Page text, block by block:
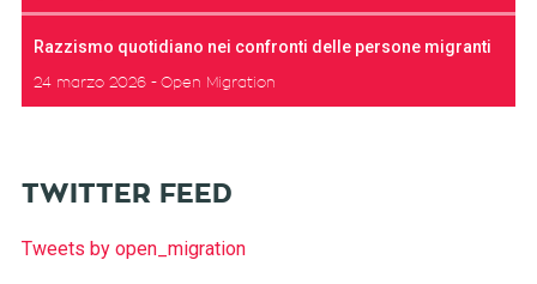
Razzismo quotidiano nei confronti delle persone migranti
24 marzo 2026 Open Migration
TWITTER FEED
Tweets by open_migration